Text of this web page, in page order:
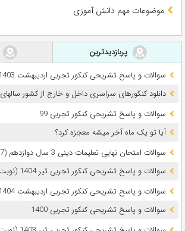
موضوعات مهم دانش آموزی
پربازدیدترین
سوالات و پاسخ تشریحی کنکور تجربی اردیبهشت 1403 (نوبت اول)
دانلود کنکورهای سراسری داخل و خارج از کشور سالهای 1381 تا 1405
سوالات و پاسخ تشریحی کنکور تجربی 99
آیا تو یک ماه آخر میشه معجزه کرد؟
سوالات امتحان نهایی تعلیمات دینی 3 سال دوازدهم (1397 تا 1405)
سوالات و پاسخ تشریحی کنکور تجربی تیر 1404 (نوبت دوم)
سوالات و پاسخ تشریحی کنکور تجربی اردیبهشت 1404 (نوبت اول)
سوالات و پاسخ تشریحی کنکور تجربی 1400